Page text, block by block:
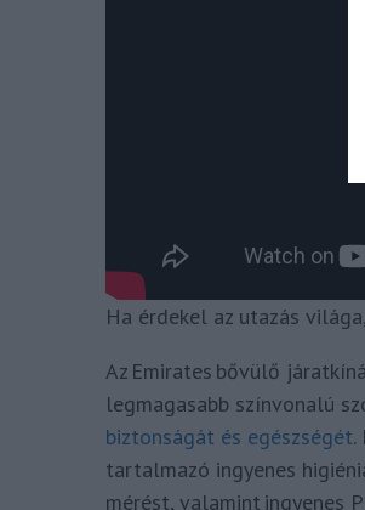
Ha érdekel az utazás
Az Emirates bővülő
legmagasabb színvonalú
biztonságát és egészségét.
tartalmazó ingyenes
mérést, valamint ingyenes